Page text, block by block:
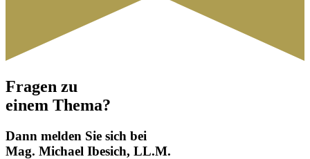
Fragen zu
einem Thema?
Dann melden Sie sich bei
Mag. Michael Ibesich, LL.M.